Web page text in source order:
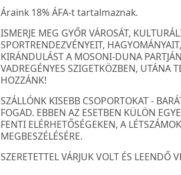
Áraink 18% ÁFA-t tartalmaznak.
ISMERJE MEG GYŐR VÁROSÁT,
SPORTRENDEZVÉNYEIT,
KIRÁNDULÁST A MOSONI-DUNA
VADREGÉNYES SZIGETKÖZBEN, UTÁNA
HOZZÁNK!
SZÁLLÓNK KISEBB CSOPORTOKAT -
FOGAD. EBBEN AZ ESETBEN KÜLÖN
FENTI ELÉRHETŐSÉGEKEN, A
MEGBESZÉLÉSÉRE.
SZERETETTEL VÁRJUK VOLT ÉS LEENDŐ